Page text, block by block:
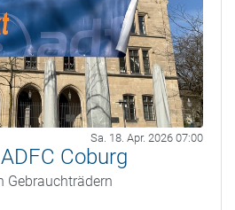
Sa. 18. Apr. 2026 07:00
Coburg
Gebrauchträdern